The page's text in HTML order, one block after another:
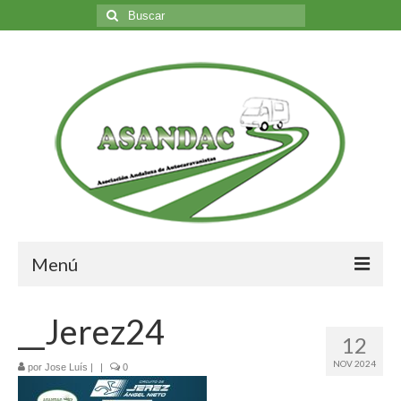
Buscar
por:
Menú
Nosotros
Quiénes somos
12
NOV 2024
__Jerez24
por Jose Luís | | 0